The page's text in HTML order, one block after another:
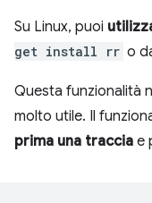
Su Linux, puoi
get install rr o
Questa funzionalità
molto utile. Il
prima una traccia e